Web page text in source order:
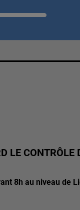
LE
8h au niveau de